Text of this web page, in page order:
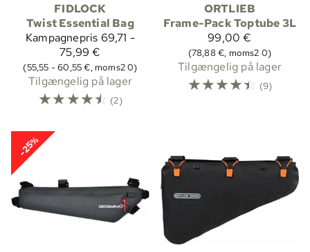
FIDLOCK
Twist Essential Bag
Kampagnepris 69,71 -
75,99 €
(55,55 - 60,55 €, moms2 0)
Tilgængelig på lager
☆☆☆☆☆ (2)
ORTLIEB
Frame-Pack Toptube 3L
99,00 €
(78,88 €, moms2 0)
Tilgængelig på lager
☆☆☆☆☆ (9)
-25%